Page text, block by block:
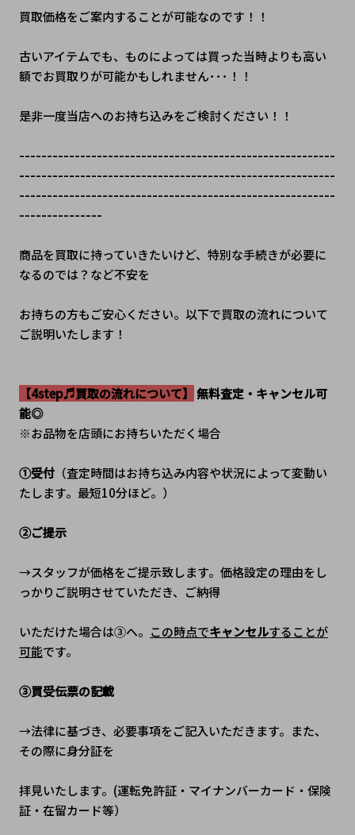
買取価格をご案内することが可能なのです！！
古いアイテムでも、ものによっては買った当時よりも高い
額でお買取りが可能かもしれません･･･！！
是非一度当店へのお持ち込みをご検討ください！！
---------------------------------------------------------
---------------------------------------------------------
---------------------------------------------------------
---------------
商品を買取に持っていきたいけど、特別な手続きが必要に
なるのでは？など不安を
お持ちの方もご安心ください。以下で買取の流れについて
ご説明いたします！
【4step♬買取の流れについて】 無料査定・キャンセル可
能◎
※お品物を店頭にお持ちいただく場合
①受付（査定時間はお持ち込み内容や状況によって変動い
たします。最短10分ほど。）
②ご提示
→スタッフが価格をご提示致します。価格設定の理由をし
っかりご説明させていただき、ご納得
いただけた場合は③へ。 この時点でキャンセルすることが
可能です。
③買受伝票の記載
→法律に基づき、必要事項をご記入いただきます。また、
その際に身分証を
拝見いたします。(運転免許証・マイナンバーカード・保険
証・在留カード等）